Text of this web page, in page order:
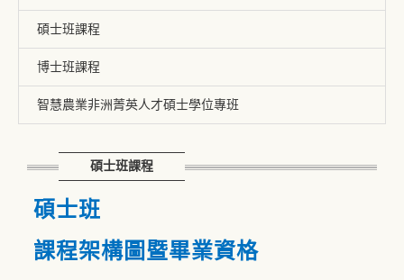
碩士班課程
博士班課程
智慧農業非洲菁英人才碩士學位專班
碩士班課程
碩士班
課程架構圖暨畢業資格